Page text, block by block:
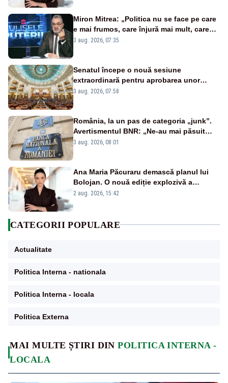
MAI MULTE ȘTIRI DINPOLITICA INTERNA -
LOCALA
Miron Mitrea: „Politica nu se face pe care
e mai frumos, care înjură mai mult, care
țipă mai tare, ci pe proiecte”
3 aug. 2026, 07:35
Senatul începe o nouă sesiune
extraordinară pentru aprobarea unor
jaloane din PNRR
3 aug. 2026, 07:58
România, la un pas de categoria „junk”.
Avertismentul BNR: „Ne-au mai păsuit
pentru câteva luni”
3 aug. 2026, 08:01
Ana Maria Păcuraru demască planul lui
Bolojan. O nouă ediție explozivă a
emisiunii „Miza Zilei” la Realitatea PLUS
2 aug. 2026, 15:42
CATEGORII POPULARE
Actualitate
Politica Interna - nationala
Politica Interna - locala
Politica Externa